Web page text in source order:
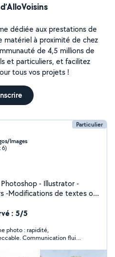
dédiée aux prestations de
matériel à proximité de chez
de 4,5 millions de
et particuliers, et facilitez
tous vos projets !
Particulier
Images
6)
- Illustrator -
-Modifications de textes ou
: 5/5
photo : rapidité,
Communication fluide